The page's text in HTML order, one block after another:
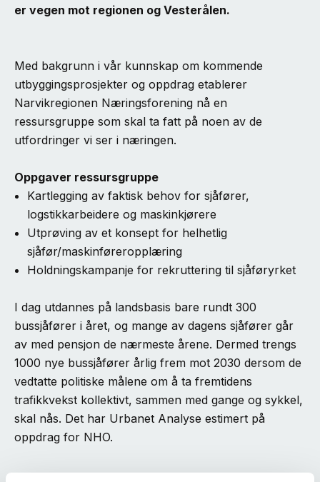
er vegen mot regionen og Vesterålen.
Med bakgrunn i vår kunnskap om kommende
utbyggingsprosjekter og oppdrag etablerer
Narvikregionen Næringsforening nå en
ressursgruppe som skal ta fatt på noen av de
utfordringer vi ser i næringen.
Oppgaver ressursgruppe
Kartlegging av faktisk behov for sjåfører,
logstikkarbeidere og maskinkjørere
Utprøving av et konsept for helhetlig
sjåfør/maskinføreropplæring
Holdningskampanje for rekruttering til sjåføryrket
I dag utdannes på landsbasis bare rundt 300
bussjåfører i året, og mange av dagens sjåfører går
av med pensjon de nærmeste årene. Dermed trengs
1000 nye bussjåfører årlig frem mot 2030 dersom de
vedtatte politiske målene om å ta fremtidens
trafikkvekst kollektivt, sammen med gange og sykkel,
skal nås. Det har Urbanet Analyse estimert på
oppdrag for NHO.